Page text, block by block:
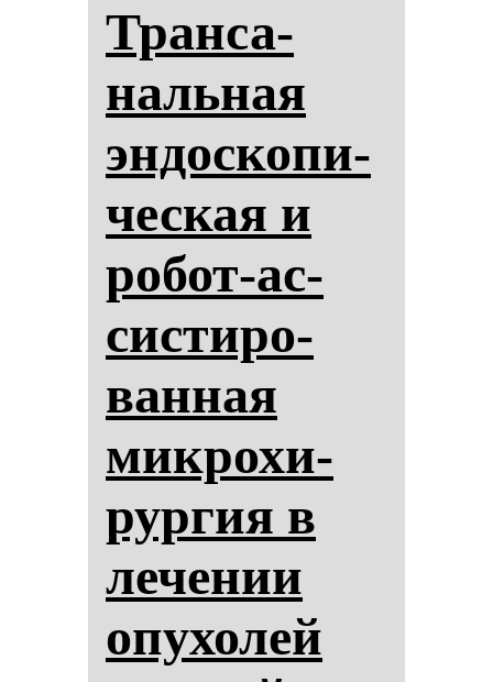
Тран­са­
наль­ная
эн­дос­ко­пи­
чес­кая и
ро­бот-ас­
сис­ти­ро­
ван­ная
мик­ро­хи­
рур­гия в
ле­че­нии
опу­хо­лей